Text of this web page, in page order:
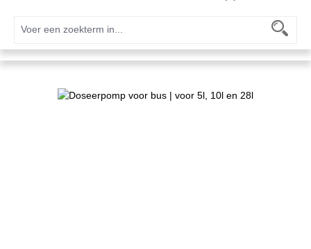
Afbeeldingengalerij overslaan